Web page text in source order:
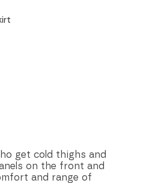
get cold thighs and
on the front and
and range of